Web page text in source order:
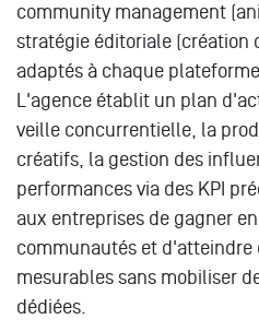
community management
stratégie éditoriale (création
adaptés à chaque
L'agence établit un plan
veille concurrentielle, la
créatifs, la gestion des
performances via des KPI
aux entreprises de gagner
communautés et d'atteindre
mesurables sans mobiliser
dédiées.